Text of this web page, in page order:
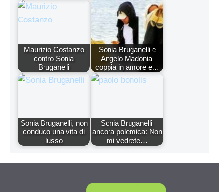
Maurizio Costanzo
contro Sonia
Bruganelli
Sonia Bruganelli e
Angelo Madonia,
coppia in amore e…
Sonia Bruganelli, non
conduco una vita di
lusso
Sonia Bruganelli,
ancora polemica: Non
mi vedrete…